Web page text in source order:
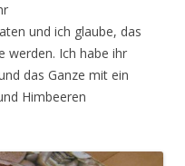
und ich glaube, das
werden. Ich habe ihr
das Ganze mit ein
Himbeeren